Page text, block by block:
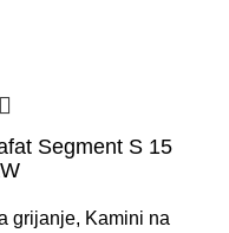
Segment S 15
grijanje, Kamini na